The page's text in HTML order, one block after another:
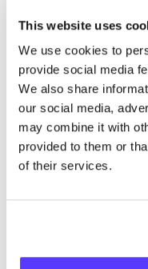
This website uses
We use cookies to
provide social media
We also share
our social media,
may combine it with
provided to them or
of their services.
Andere